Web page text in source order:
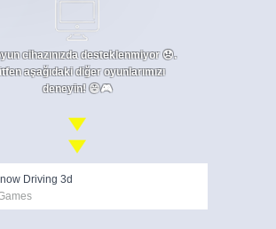
cihazınızda desteklenmiyor 😞.
aşağıdaki diğer oyunlarımızı
deneyin! 😄🎮
Driving 3d